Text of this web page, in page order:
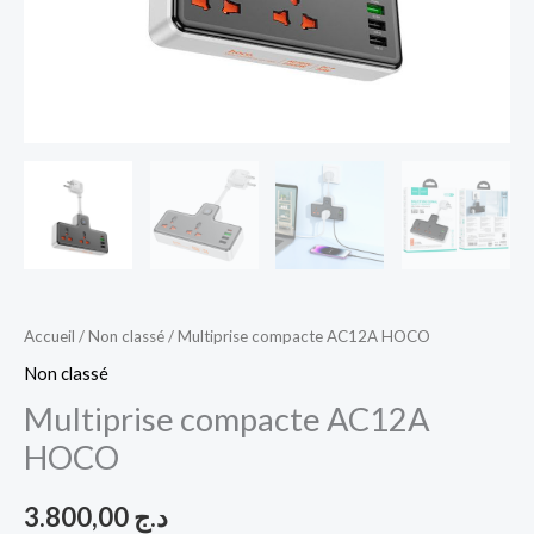
Accueil /Non classé/ Multiprise compacte AC12A HOCO
Non classé
Multiprise compacte AC12A
HOCO
د.ج